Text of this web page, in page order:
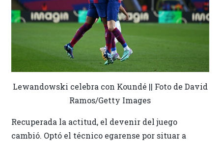
Lewandowski celebra con Koundé || Foto de David
Ramos/Getty Images
Recuperada la actitud, el devenir del juego
cambió. Optó el técnico egarense por situar a